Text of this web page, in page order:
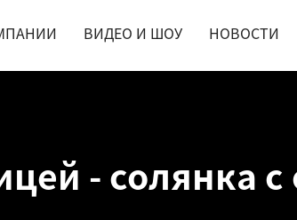
ВИДЕО И ШОУ НОВОСТИ
- солянка